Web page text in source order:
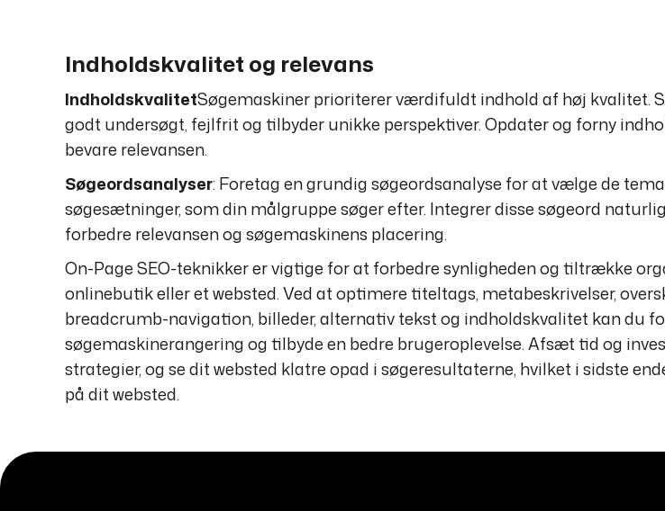
Indholdskvalitet og relevans
IndholdskvalitetSøgemaskiner prioriterer værdifuldt indhold af høj kvalitet.
godt undersøgt, fejlfrit og tilbyder unikke perspektiver. Opdater og forny
bevare relevansen.
Søgeordsanalyser: Foretag en grundig søgeordsanalyse for at vælge de
søgesætninger, som din målgruppe søger efter. Integrer disse søgeord
forbedre relevansen og søgemaskinens placering.
On-Page SEO-teknikker er vigtige for at forbedre synligheden og tiltrække
onlinebutik eller et websted. Ved at optimere titeltags, metabeskrivelser,
breadcrumb-navigation, billeder, alternativ tekst og indholdskvalitet kan du
søgemaskinerangering og tilbyde en bedre brugeroplevelse. Afsæt tid og
strategier, og se dit websted klatre opad i søgeresultaterne, hvilket i sidste
på dit websted.